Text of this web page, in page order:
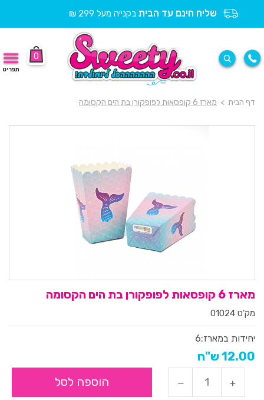
שליח חינם עד הבית בקנייה מעל 299 ₪
0
תפריט
דף הבית > מארז 6 קופסאות לפופקורן בת הים הקסומה
מארז 6 קופסאות לפופקורן בת הים הקסומה
מק'ט 01024
יחידות במארז:6
12.00 ש"ח
הוספה לסל